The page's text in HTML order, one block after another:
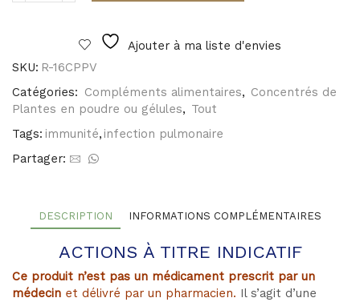
Ajouter à ma liste d'envies
SKU: R-16CPPV
Catégories: Compléments alimentaires, Concentrés de
Plantes en poudre ou gélules, Tout
Tags: immunité, infection pulmonaire
Partager:
DESCRIPTION INFORMATIONS COMPLÉMENTAIRES
ACTIONS À TITRE INDICATIF
Ce produit n’est pas un médicament prescrit par un
médecin et délivré par un pharmacien. Il s’agit d’une